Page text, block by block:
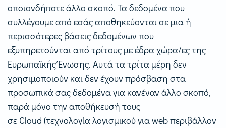
οποιονδήποτε άλλο σκοπό. Τα δεδομένα που
συλλέγουμε από εσάς αποθηκεύονται σε μια ή
περισσότερες βάσεις δεδομένων που
εξυπηρετούνται από τρίτους με έδρα χώρα/ες της
Ευρωπαϊκής Ένωσης. Αυτά τα τρίτα μέρη δεν
χρησιμοποιούν και δεν έχουν πρόσβαση στα
προσωπικά σας δεδομένα για κανέναν άλλο σκοπό,
παρά μόνο την αποθήκευσή τους
σε Cloud (τεχνολογία λογισμικού για web περιβάλλον